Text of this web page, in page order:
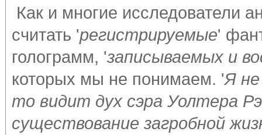
Как и многие исследователи
считать 'регистрируемые'
голограмм, 'записываемых и
которых мы не понимаем. 'Я
то видит дух сэра Уолтера
существование загробной